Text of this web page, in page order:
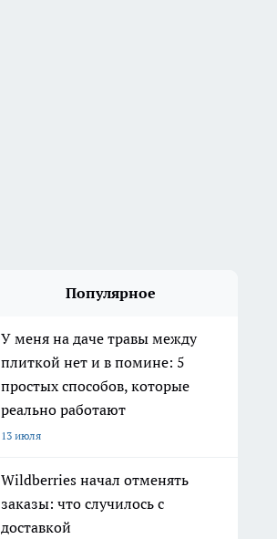
Популярное
У меня на даче травы между
плиткой нет и в помине: 5
простых способов, которые
реально работают
13 июля
Wildberries начал отменять
заказы: что случилось с
доставкой